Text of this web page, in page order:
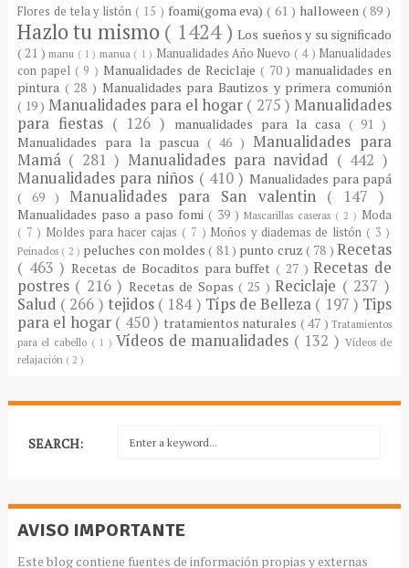
Flores de tela y listón ( 15 ) foami(goma eva)( 61 ) halloween ( 89 )
Hazlo tu mismo ( 1424 )Los sueños y su significado
( 21 )manu ( 1 ) manua ( 1 ) Manualidades Año Nuevo ( 4 ) Manualidades
con papel ( 9 )Manualidades de Reciclaje ( 70 ) manualidades en
pintura ( 28 ) Manualidades para Bautizos y primera comunión
( 19 ) Manualidades para el hogar ( 275 )Manualidades
para fiestas ( 126 ) manualidades para la casa ( 91 )
Manualidades para la pascua ( 46 ) Manualidades para
Mamá ( 281 ) Manualidades para navidad ( 442 )
Manualidades para niños ( 410 ) Manualidades para papá
( 69 ) Manualidades para San valentin ( 147 )
Manualidades paso a paso fomi ( 39 )Mascarillas caseras ( 2 ) Moda
( 7 ) Moldes para hacer cajas ( 7 ) Moños y diademas de listón ( 3 )
Peinados ( 2 ) peluches con moldes( 81 ) punto cruz( 78 )Recetas
( 463 )Recetas de Bocaditos para buffet( 27 )Recetas de
postres ( 216 ) Recetas de Sopas( 25 )Reciclaje ( 237 )
Salud ( 266 ) tejidos ( 184 ) Típs de Belleza ( 197 ) Tips
para el hogar ( 450 ) tratamientos naturales ( 47 )Tratamientos
para el cabello ( 1 ) Vídeos de manualidades ( 132 ) Vídeos de
relajación ( 2 )
SEARCH:
AVISO IMPORTANTE
Este blog contiene fuentes de información propias y externas